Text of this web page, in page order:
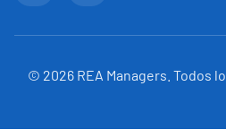
© 2026REA Managers. Todos